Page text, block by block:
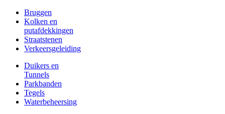
Bruggen
Kolken en
putafdekkingen
Straatstenen
Verkeersgeleiding
Duikers en
Tunnels
Parkbanden
Tegels
Waterbeheersing